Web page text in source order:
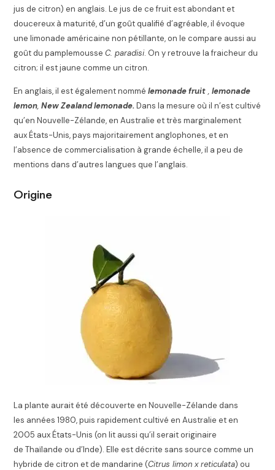
jus de citron) en anglais. Le jus de ce fruit est abondant et
doucereux à maturité, d’un goût qualifié d’agréable, il évoque
une limonade américaine non pétillante, on le compare aussi au
goût du pamplemousseC. paradisi. On y retrouve la fraicheur du
citron; il est jaune comme un citron.
En anglais, il est également nommélemonade fruit ,lemonade
lemon,New Zealand lemonade.Dans la mesure où il n’est cultivé
qu’en Nouvelle-Zélande, en Australie et très marginalement
aux États-Unis, pays majoritairement anglophones, et en
l’absence de commercialisation à grande échelle, il a peu de
mentions dans d’autres langues que l’anglais.
Origine
La plante aurait été découverte en Nouvelle-Zélande dans
les années 1980, puis rapidement cultivé en Australie et en
2005 aux États-Unis (on lit aussi qu’il serait originaire
de Thaïlande ou d’Inde). Elle est décrite sans source comme un
hybride de citron et de mandarine (Citrus limon x reticulata) ou